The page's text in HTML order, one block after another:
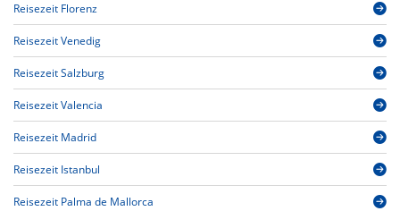
Reisezeit Florenz
Reisezeit Venedig
Reisezeit Salzburg
Reisezeit Valencia
Reisezeit Madrid
Reisezeit Istanbul
Reisezeit Palma de Mallorca